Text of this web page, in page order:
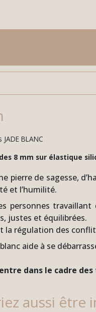
BLANC
8 mm sur élastique
pierre de sagesse,
et l’humilité.
personnes
justes et équilibrées.
la régulation des
blanc aide à se
dans le cadre
aussi être